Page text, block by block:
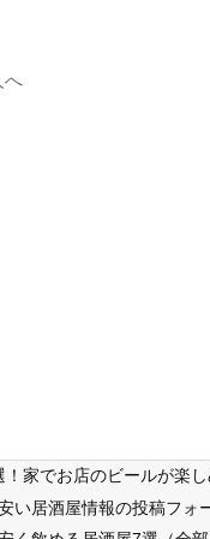
へ
家でお店のビールが楽し
い居酒屋情報の投稿フォ